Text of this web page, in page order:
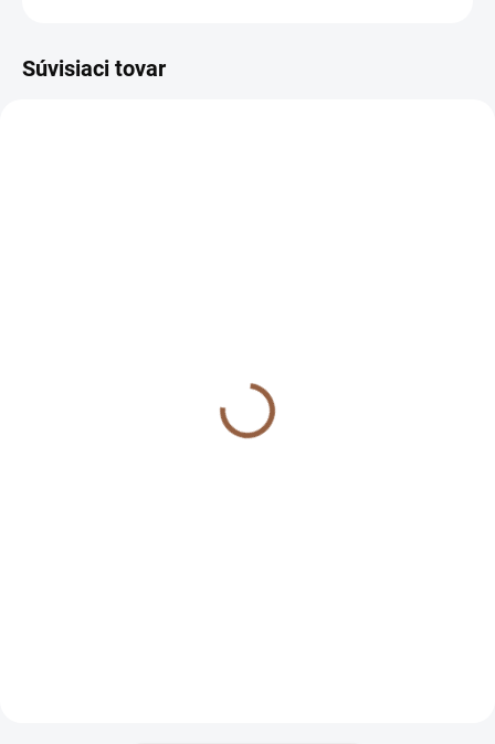
Súvisiaci tovar